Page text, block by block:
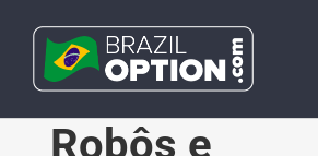
content
Robôs e